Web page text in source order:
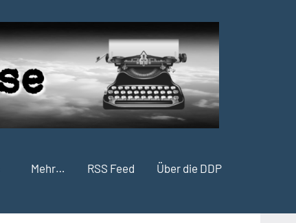
Mehr… RSS Feed Über die DDP